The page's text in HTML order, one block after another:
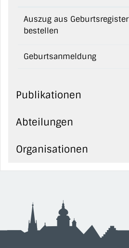
Auszug aus Geburtsregister
bestellen
Geburtsanmeldung
Publikationen
Abteilungen
Organisationen